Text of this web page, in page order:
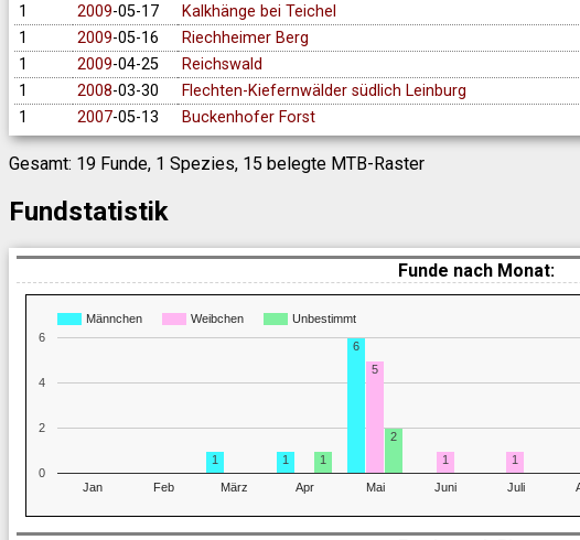
1
2009-05-17 Kalkhänge bei Teichel
1
2009-05-16 Riechheimer Berg
1
2009-04-25 Reichswald
1
2008-03-30 Flechten-Kiefernwälder südlich Leinburg
1
2007-05-13 Buckenhofer Forst
Gesamt: 19 Funde, 1 Spezies, 15 belegte MTB-Raster
Fundstatistik
Funde nach Monat:
Männchen Weibchen Unbestimmt
Jan Feb März Apr Mai Juni Juli
0
2
4
6
1 1
6
5
1 1
1
2